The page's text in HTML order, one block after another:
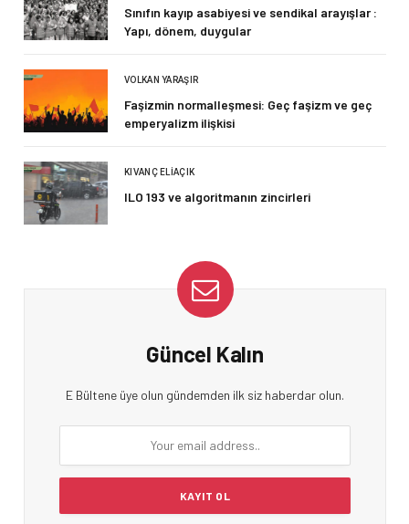
Sınıfın kayıp asabiyesi ve sendikal arayışlar :
Yapı, dönem, duygular
VOLKAN YARAŞIR
Faşizmin normalleşmesi: Geç faşizm ve geç
emperyalizm ilişkisi
KIVANÇ ELIAÇIK
ILO 193 ve algoritmanın zincirleri
Güncel Kalın
E Bültene üye olun gündemden ilk siz haberdar olun.